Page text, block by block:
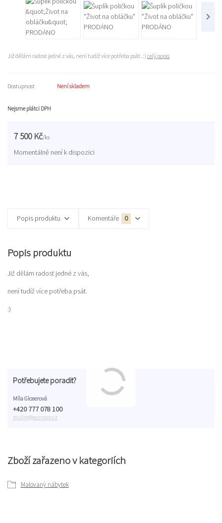
Již dělám radost jedné z vás, není tudíž více potřeba psát. :) celý popis
Dostupnost Není skladem
Nejsme plátci DPH
7 500 Kč/ks
Momentálně není k dispozici
Popis produktu Komentáře 0
Popis produktu
Již dělám radost jedné z vás,
není tudíž více potřeba psát.
:)
Zboží zařazeno v kategoriích
Malovaný nábytek
Potřebujete poradit?
Míla Gloserová
+420 777 078 100
mulim@seznam.cz